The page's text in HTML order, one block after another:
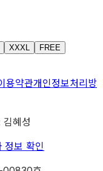
XXXL FREE
용약관개인정보처리방
혜성
정보 확인